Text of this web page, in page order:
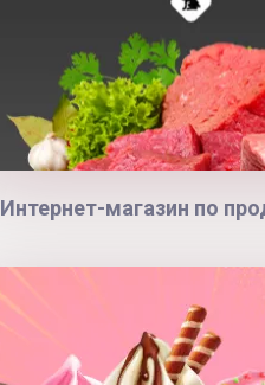
Интернет-магазин по